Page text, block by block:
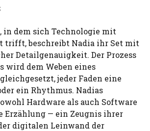
in dem sich Technologie mit
beschreibt Nadia ihr Set mit
Detailgenauigkeit. Der Prozess
wird dem Weben eines
jeder Faden eine
ein Rhythmus. Nadias
Hardware als auch Software
Erzählung — ein Zeugnis ihrer
digitalen Leinwand der